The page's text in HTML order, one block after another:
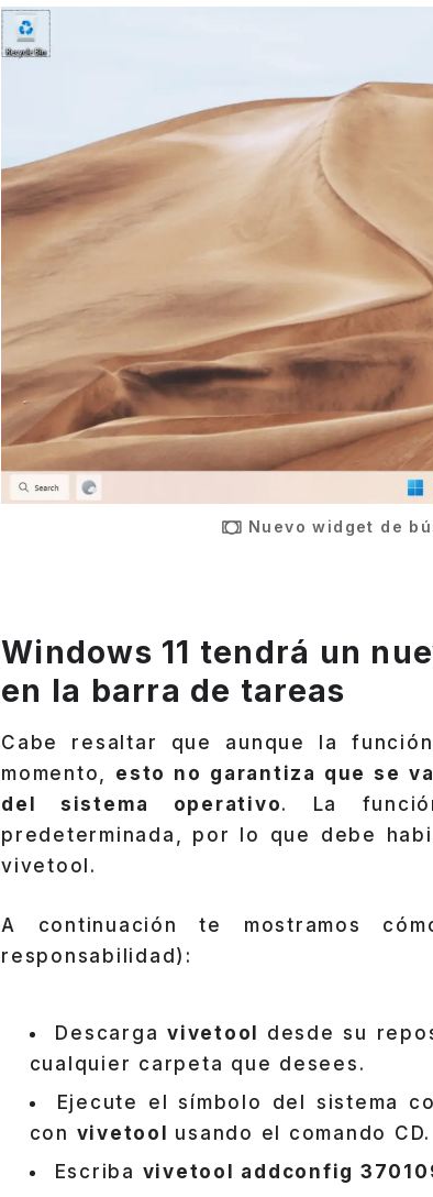
Nuevo widget de
Windows 11 tendrá un
en la barra de tareas
Cabe resaltar que aunque la
momento, esto no garantiza que se
del sistema operativo. La
predeterminada, por lo que debe
vivetool.
A continuación te mostramos
responsabilidad):
Descargavivetool desde su
cualquier carpeta que desees.
Ejecute el símbolo del sistema
con vivetool usando el comando
Escriba vivetool addconfig